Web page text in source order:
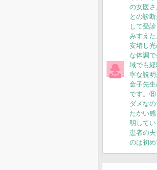
の女医
との診
して受
みすえ
安堵し
な体調
域でも
寧な説
金子先
です。⑧
ダメな
たかい
明して
患者の
のは初